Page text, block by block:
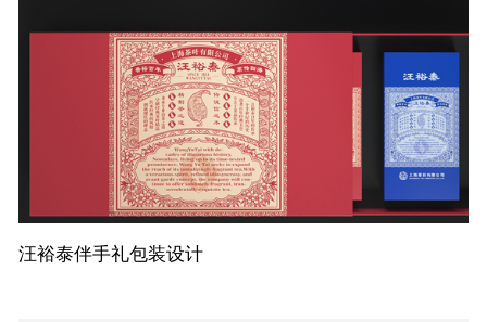
汪裕泰伴手礼包装设计